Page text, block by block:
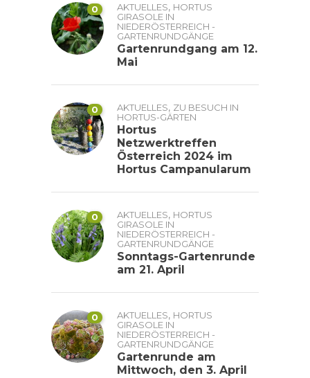
0 AKTUELLES, HORTUS
GIRASOLE IN
NIEDERÖSTERREICH -
GARTENRUNDGÄNGE
Gartenrundgang am 12.
Mai
0 AKTUELLES, ZU BESUCH IN
HORTUS-GÄRTEN
Hortus
Netzwerktreffen
Österreich 2024 im
Hortus Campanularum
0 AKTUELLES, HORTUS
GIRASOLE IN
NIEDERÖSTERREICH -
GARTENRUNDGÄNGE
Sonntags-Gartenrunde
am 21. April
0 AKTUELLES, HORTUS
GIRASOLE IN
NIEDERÖSTERREICH -
GARTENRUNDGÄNGE
Gartenrunde am
Mittwoch, den 3. April